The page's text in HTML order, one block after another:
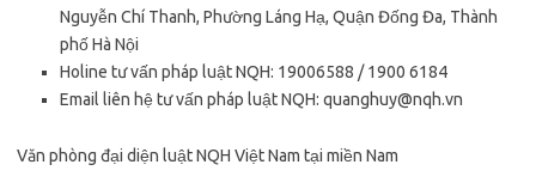
Nguyễn Chí Thanh, Phường Láng Hạ, Quận Đống Đa, Thành
phố Hà Nội
Holine tư vấn pháp luật NQH: 19006588 / 1900 6184
Email liên hệ tư vấn pháp luật NQH: quanghuy@nqh.vn
Văn phòng đại diện luật NQH Việt Nam tại miền Nam